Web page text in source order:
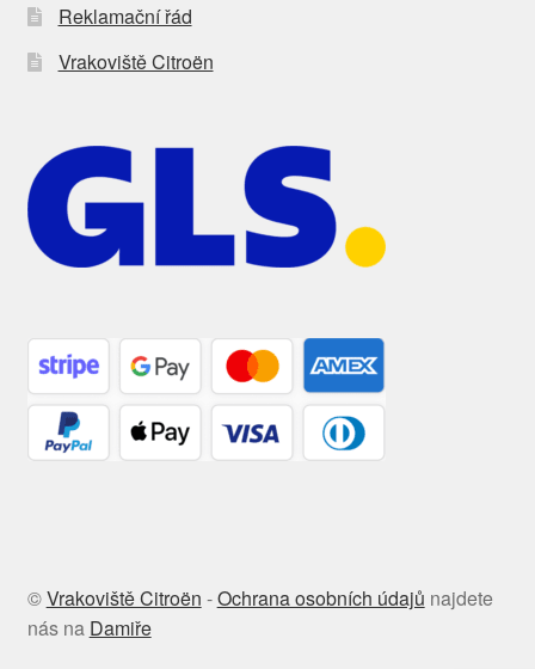
Reklamační řád
Vrakoviště Citroën
©Vrakoviště Citroën -Ochrana osobních údajů najdete
nás na Damiře